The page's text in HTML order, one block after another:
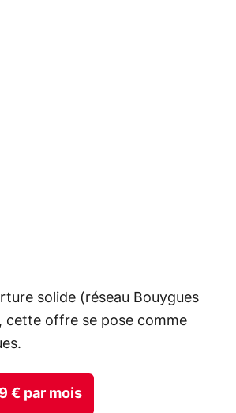
solide (réseau Bouygues
cette offre se pose comme
€ par mois